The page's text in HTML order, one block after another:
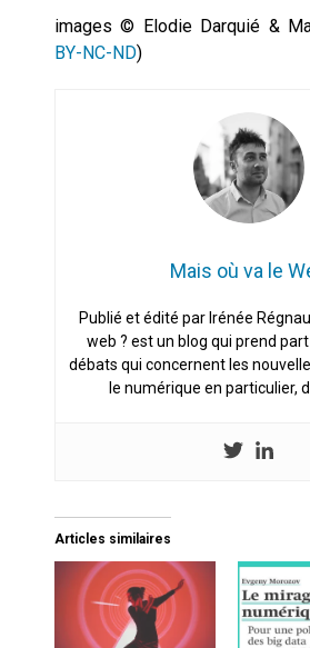
images © Elodie Darquié &
BY-NC-ND)
Mais où va le
Publié et édité par Irénée
web ? est un blog qui prend
débats qui concernent les
le numérique en particulier,
Articles similaires